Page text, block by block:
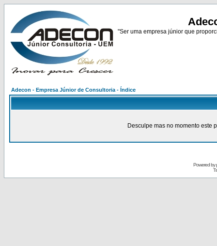
"Ser uma empresa júnior que
Adecon - Empresa Júnior de Consultoria - Índice
Desculpe mas no momento este
Powered by